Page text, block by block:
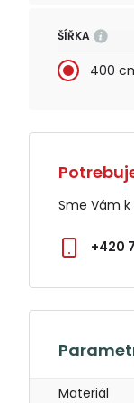
ŠÍŘKA
400
Sme Vám
+420
Materiál